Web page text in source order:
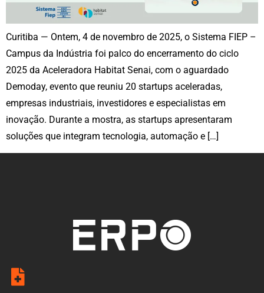
Curitiba — Ontem, 4 de novembro de 2025, o Sistema FIEP –
Campus da Indústria foi palco do encerramento do ciclo
2025 da Aceleradora Habitat Senai, com o aguardado
Demoday, evento que reuniu 20 startups aceleradas,
empresas industriais, investidores e especialistas em
inovação. Durante a mostra, as startups apresentaram
soluções que integram tecnologia, automação e […]